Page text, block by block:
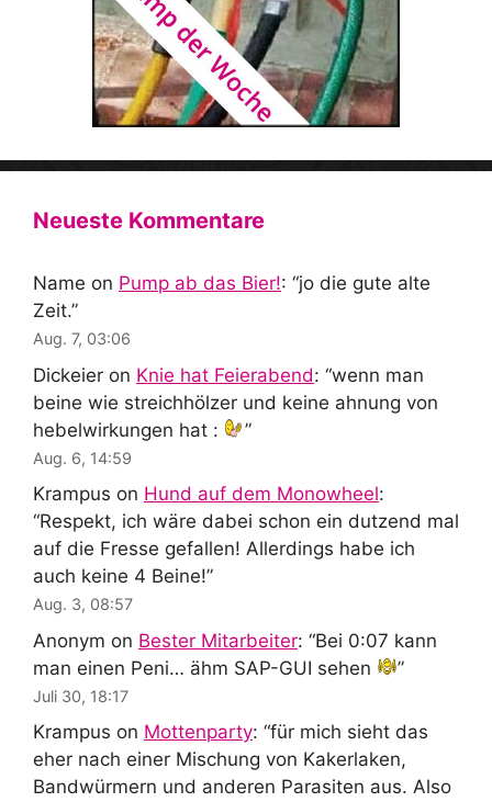
Neueste Kommentare
Name on Pump ab das Bier!: “jo die gute alte
Zeit.”
Aug. 7, 03:06
Dickeier on Knie hat Feierabend: “wenn man
beine wie streichhölzer und keine ahnung von
hebelwirkungen hat :
”
Aug. 6, 14:59
Krampus on Hund auf dem Monowheel:
“Respekt, ich wäre dabei schon ein dutzend mal
auf die Fresse gefallen! Allerdings habe ich
auch keine 4 Beine!”
Aug. 3, 08:57
Anonym on Bester Mitarbeiter: “Bei 0:07 kann
man einen Peni… ähm SAP-GUI sehen
”
Juli 30, 18:17
Krampus on Mottenparty: “für mich sieht das
eher nach einer Mischung von Kakerlaken,
Bandwürmern und anderen Parasiten aus. Also